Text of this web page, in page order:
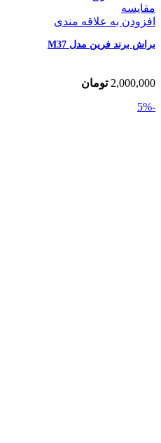
مقایسه
افزودن به علاقه مندی
براش برند فرین مدل M37
2,000,000 تومان
-5%